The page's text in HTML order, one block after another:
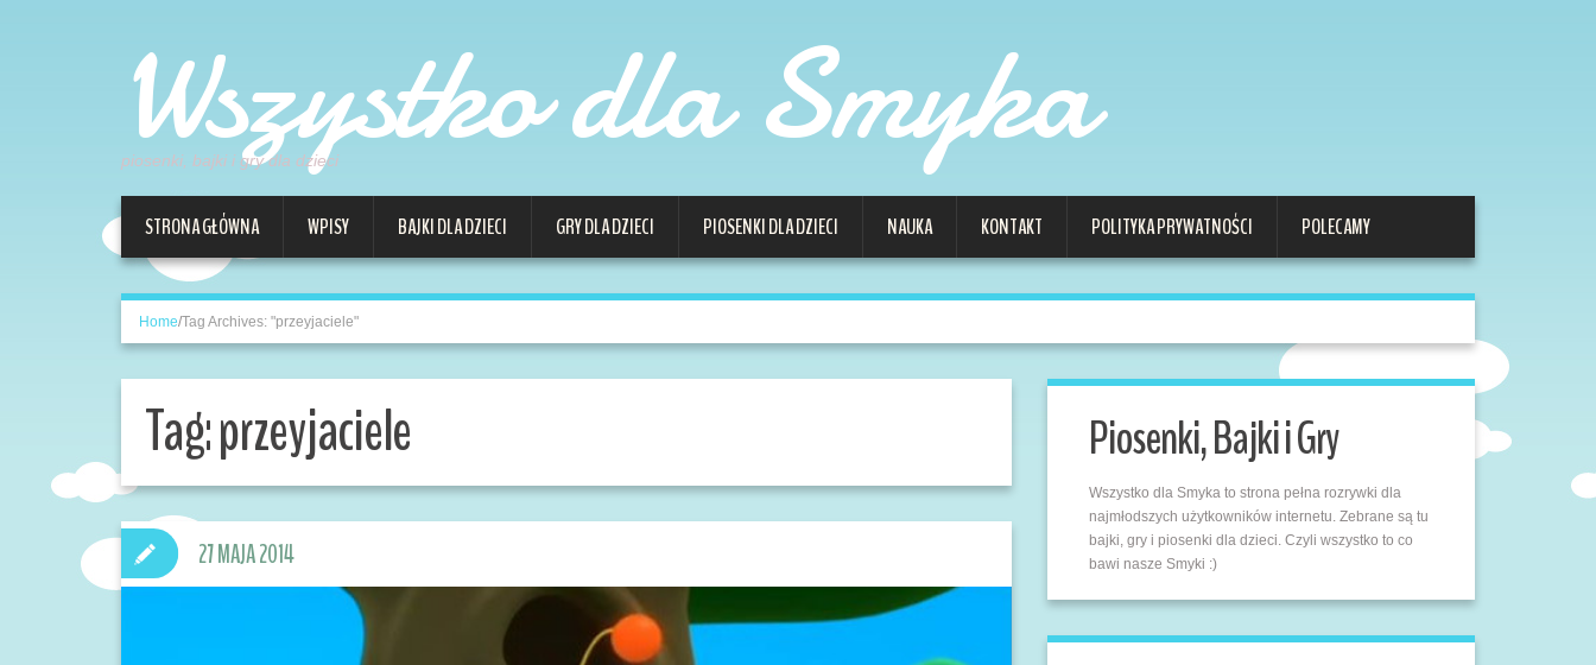
Wszystko dla Smyka
piosenki, bajki i gry dla dzieci
STRONA GŁÓWNA WPISY BAJKI DLA DZIECI GRY DLA DZIECI PIOSENKI DLA DZIECI NAUKA KONTAKT POLITYKA PRYWATNOŚCI POLECAMY
Home/Tag Archives: "przeyjaciele"
Tag:przeyjaciele
27 MAJA 2014
Piosenki, Bajki i Gry
Wszystko dla Smyka to strona pełna rozrywki dla
najmłodszych użytkowników internetu. Zebrane są tu
bajki, gry i piosenki dla dzieci. Czyli wszystko to co
bawi nasze Smyki :)